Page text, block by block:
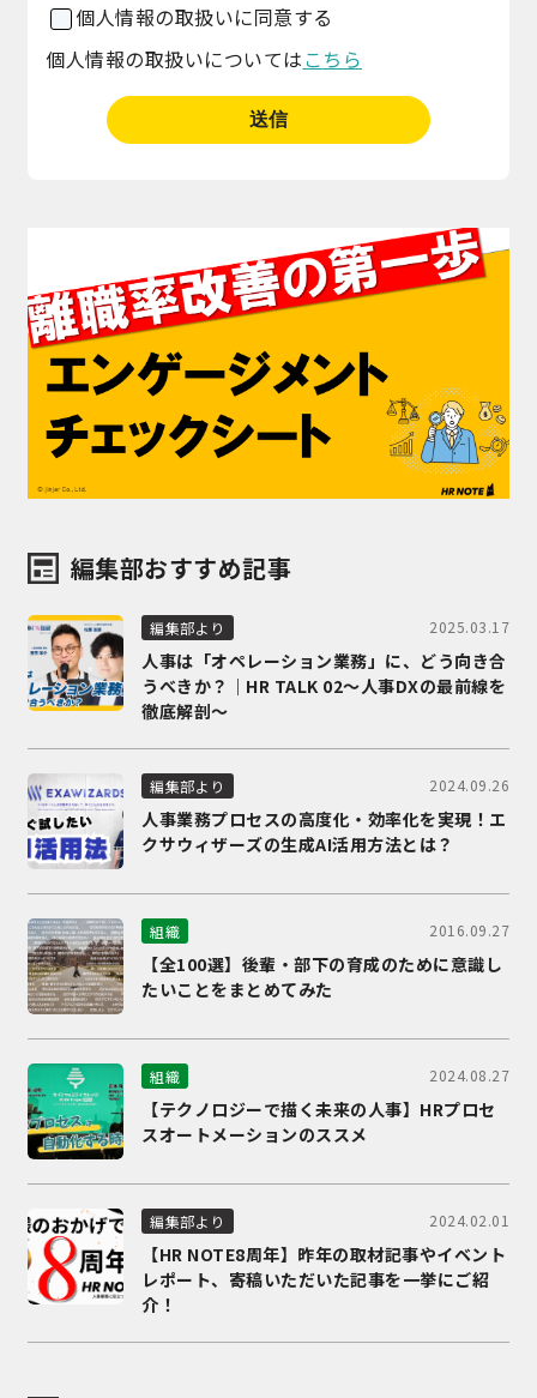
個人情報の取扱いに同意する
個人情報の取扱いについては こちら
編集部おすすめ記事
編集部より 2025.03.17
人事は「オペレーション業務」に、どう向き合
うべきか？｜HR TALK 02～人事DXの最前線を
徹底解剖～
編集部より 2024.09.26
人事業務プロセスの高度化・効率化を実現！エ
クサウィザーズの生成AI活用方法とは？
組織 2016.09.27
【全100選】後輩・部下の育成のために意識し
たいことをまとめてみた
組織 2024.08.27
【テクノロジーで描く未来の人事】HRプロセ
スオートメーションのススメ
編集部より 2024.02.01
【HR NOTE8周年】昨年の取材記事やイベント
レポート、寄稿いただいた記事を一挙にご紹
介！